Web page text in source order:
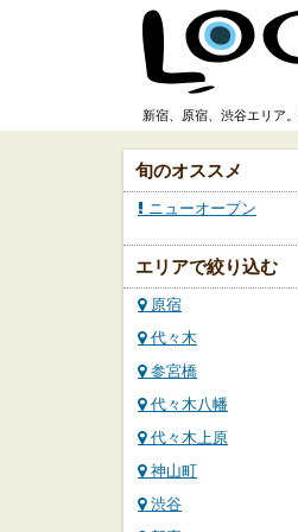
新宿、原宿、渋谷エリア
旬のオススメ
ニューオープン
エリアで絞り込む
原宿
代々木
参宮橋
代々木八幡
代々木上原
神山町
渋谷